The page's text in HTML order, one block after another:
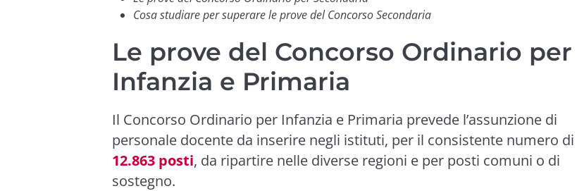
Cosa studiare per superare le prove del Concorso Secondaria
Le prove del Concorso Ordinario per
Infanzia e Primaria
Il Concorso Ordinario per Infanzia e Primaria prevede l’assunzione di
personale docente da inserire negli istituti, per il consistente numero di
12.863 posti, da ripartire nelle diverse regioni e per posti comuni o di
sostegno.